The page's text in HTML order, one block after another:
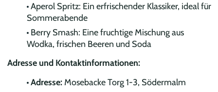
Aperol Spritz: Ein erfrischender Klassiker, ideal für
Sommerabende
Berry Smash: Eine fruchtige Mischung aus
Wodka, frischen Beeren und Soda
Adresse und Kontaktinformationen:
Adresse: Mosebacke Torg 1-3, Södermalm